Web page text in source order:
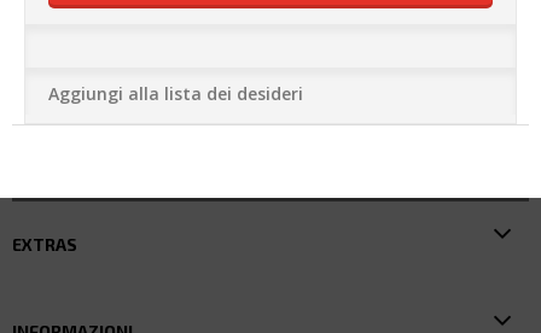
Aggiungi alla lista dei desideri
EXTRAS